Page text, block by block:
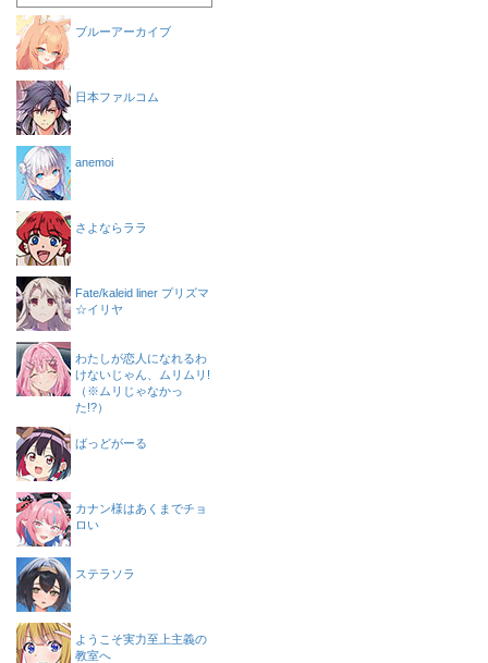
ブルーアーカイブ
日本ファルコム
anemoi
さよならララ
Fate/kaleid liner プリズマ
☆イリヤ
わたしが恋人になれるわ
けないじゃん、ムリムリ!
（※ムリじゃなかっ
た!?）
ばっどがーる
カナン様はあくまでチョ
ロい
ステラソラ
ようこそ実力至上主義の
教室へ